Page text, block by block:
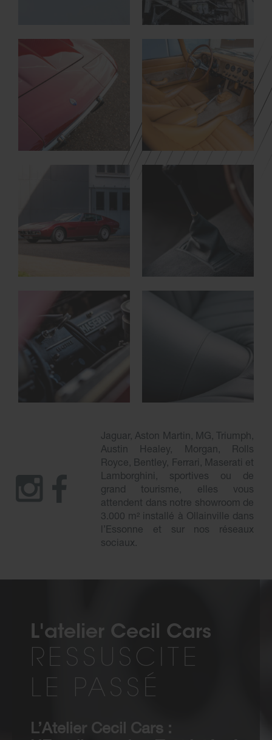
Jaguar, Aston Martin, MG, Triumph,
Austin Healey, Morgan, Rolls
Royce, Bentley, Ferrari, Maserati et
Lamborghini, sportives ou de
grand tourisme, elles vous
attendent dans notre showroom de
3.000 m² installé à Ollainville dans
l’Essonne et sur nos réseaux
sociaux.
L'atelier Cecil Cars
RESSUSCITE
LE PASSÉ
L’Atelier Cecil Cars :